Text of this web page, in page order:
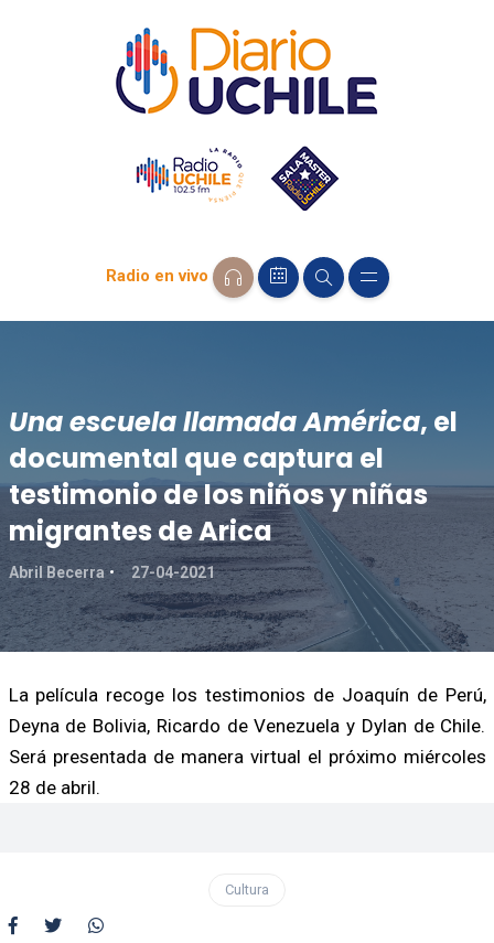
Radio en vivo
Una escuela llamada América, el
documental que captura el
testimonio de los niños y niñas
migrantes de Arica
Abril Becerra 27-04-2021
La película recoge los testimonios de Joaquín de Perú,
Deyna de Bolivia, Ricardo de Venezuela y Dylan de Chile.
Será presentada de manera virtual el próximo miércoles
28 de abril.
Cultura